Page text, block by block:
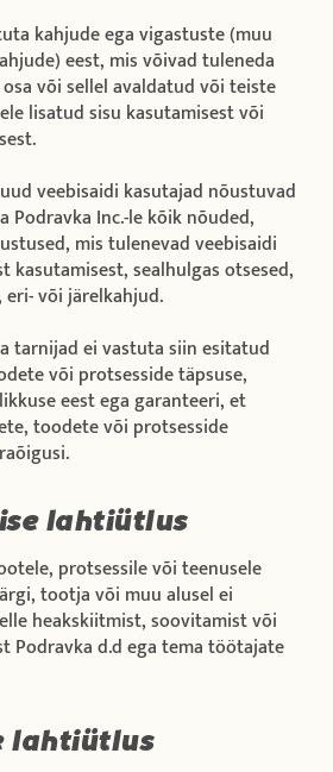
kahjude ega vigastuste (muu
eest, mis võivad tuleneda
või sellel avaldatud või teiste
lisatud sisu kasutamisest või
veebisaidi kasutajad nõustuvad
Podravka Inc.-le kõik nõuded,
mis tulenevad veebisaidi
kasutamisest, sealhulgas otsesed,
või järelkahjud.
tarnijad ei vastuta siin esitatud
või protsesside täpsuse,
eest ega garanteeri, et
toodete või protsesside
lahtiütlus
protsessile või teenusele
tootja või muu alusel ei
heakskiitmist, soovitamist või
Podravka d.d ega tema töötajate
lahtiütlus